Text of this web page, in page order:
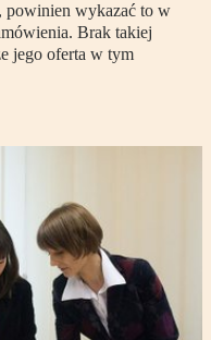
powinien wykazać to w
Brak takiej
jego oferta w tym